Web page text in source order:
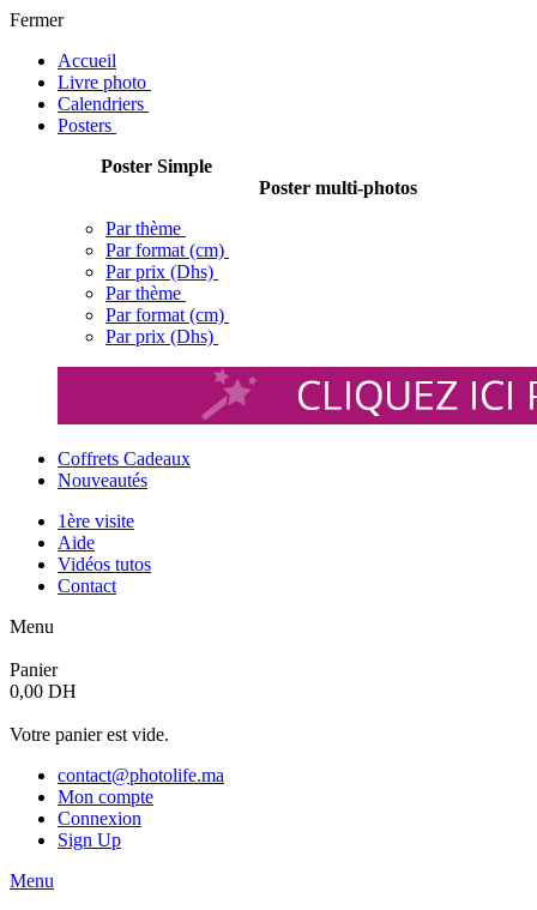
Fermer
Accueil
Livre photo
Calendriers
Posters
Poster Simple
Poster multi-photos
Par thème
Par format (cm)
Par prix (Dhs)
Par thème
Par format (cm)
Par prix (Dhs)
Coffrets Cadeaux
Nouveautés
1ère visite
Aide
Vidéos tutos
Contact
Menu
Panier
0,00 DH
Votre panier est vide.
contact@photolife.ma
Mon compte
Connexion
Sign Up
Menu